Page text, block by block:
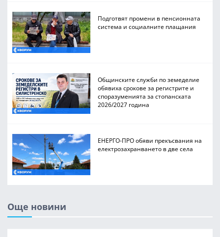
Подготвят промени в пенсионната
система и социалните плащания
Общинските служби по земеделие
обявиха срокове за регистрите и
споразуменията за стопанската
2026/2027 година
ЕНЕРГО-ПРО обяви прекъсвания на
електрозахранването в две села
Още новини